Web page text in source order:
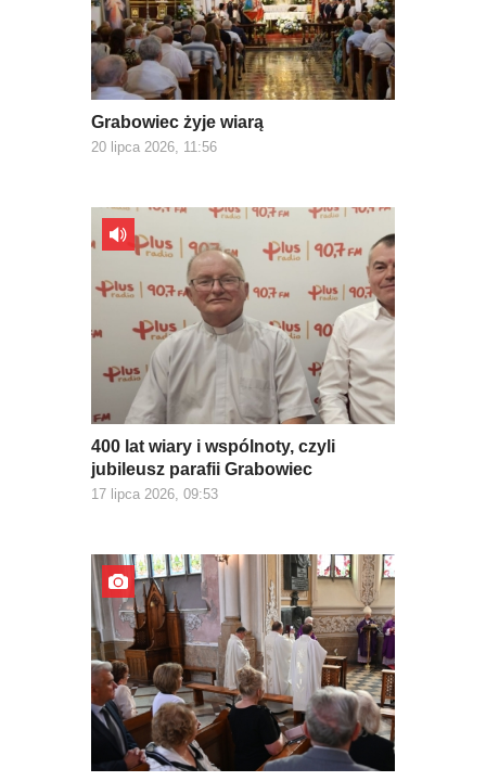
Grabowiec żyje wiarą
20 lipca 2026, 11:56
400 lat wiary i wspólnoty, czyli
jubileusz parafii Grabowiec
17 lipca 2026, 09:53